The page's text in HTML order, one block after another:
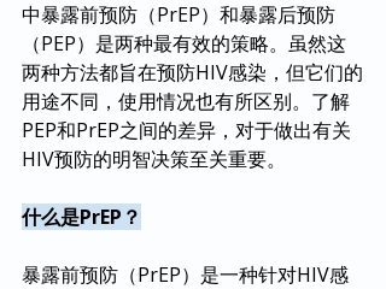
中暴露前预防（PrEP）和暴露后预防
（PEP）是两种最有效的策略。虽然这
两种方法都旨在预防HIV感染，但它们的
用途不同，使用情况也有所区别。了解
PEP和PrEP之间的差异，对于做出有关
HIV预防的明智决策至关重要。
什么是PrEP？
暴露前预防（PrEP）是一种针对HIV感